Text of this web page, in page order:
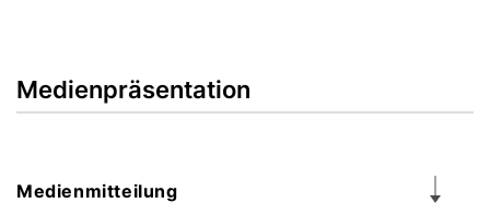
Medienpräsentation
Medienmitteilung